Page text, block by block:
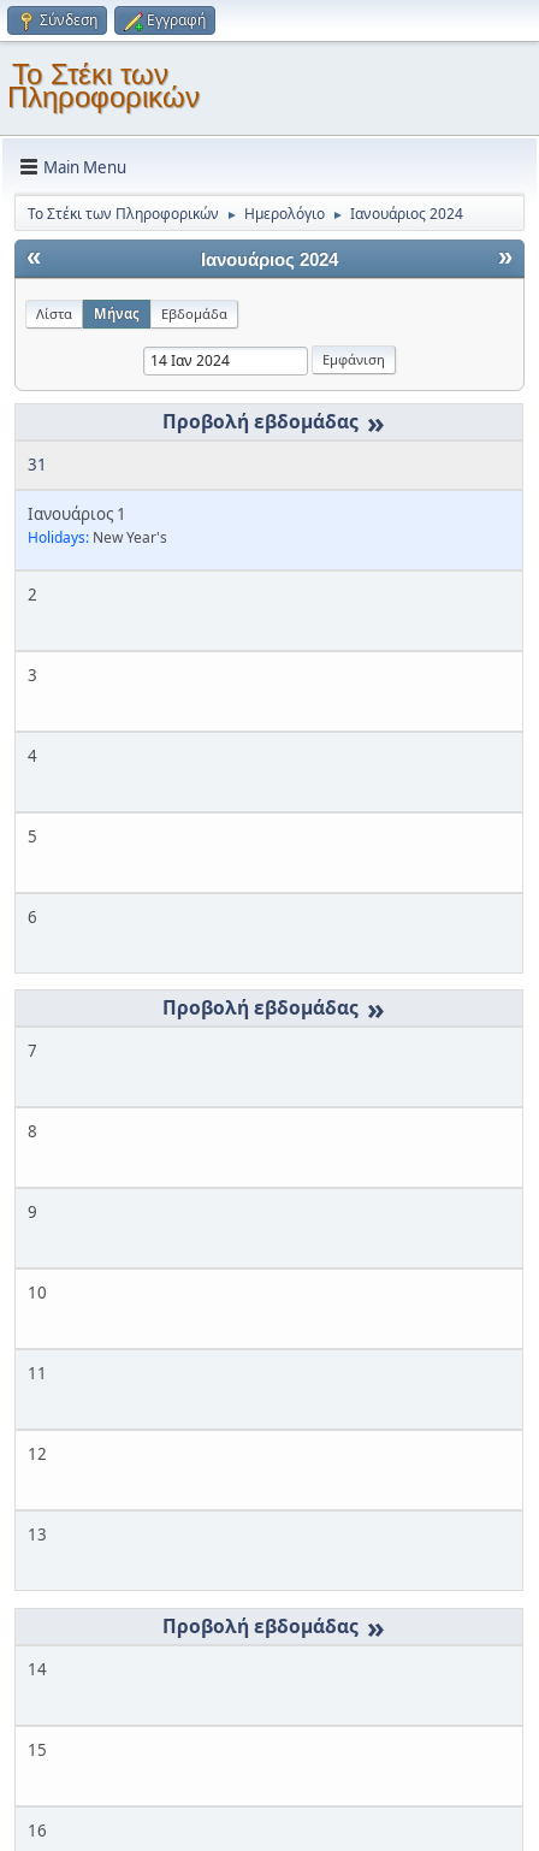
Σύνδεση Εγγραφή
Το Στέκι των
Πληροφορικών
Main Menu
Το Στέκι των Πληροφορικών ► Ημερολόγιο ► Ιανουάριος 2024
« »
Ιανουάριος 2024
Λίστα Μήνας Εβδομάδα
»
31
Ιανουάριος 1
Holidays: New Year's
2
3
4
5
6
»
7
8
9
10
11
12
13
»
14
15
16